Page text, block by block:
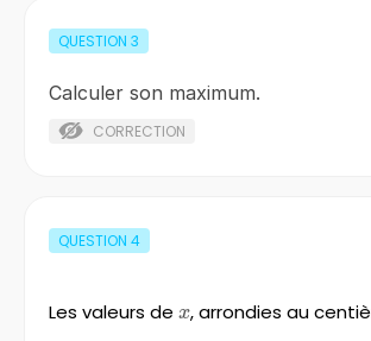
QUESTION 3
Calculer son maximum.
CORRECTION
QUESTION 4
Les valeurs de x
x, arrondies au